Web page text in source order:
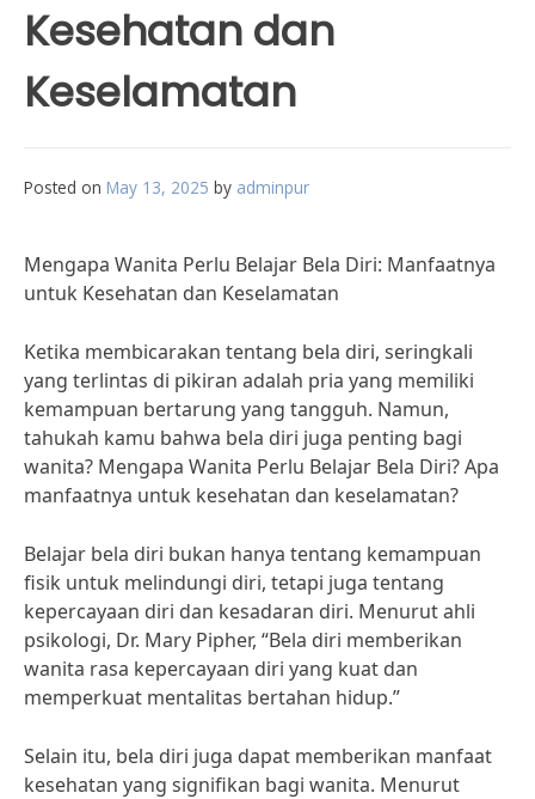
Kesehatan dan
Keselamatan
Posted on May 13, 2025 by adminpur
Mengapa Wanita Perlu Belajar Bela Diri: Manfaatnya
untuk Kesehatan dan Keselamatan
Ketika membicarakan tentang bela diri, seringkali
yang terlintas di pikiran adalah pria yang memiliki
kemampuan bertarung yang tangguh. Namun,
tahukah kamu bahwa bela diri juga penting bagi
wanita? Mengapa Wanita Perlu Belajar Bela Diri? Apa
manfaatnya untuk kesehatan dan keselamatan?
Belajar bela diri bukan hanya tentang kemampuan
fisik untuk melindungi diri, tetapi juga tentang
kepercayaan diri dan kesadaran diri. Menurut ahli
psikologi, Dr. Mary Pipher, “Bela diri memberikan
wanita rasa kepercayaan diri yang kuat dan
memperkuat mentalitas bertahan hidup.”
Selain itu, bela diri juga dapat memberikan manfaat
kesehatan yang signifikan bagi wanita. Menurut